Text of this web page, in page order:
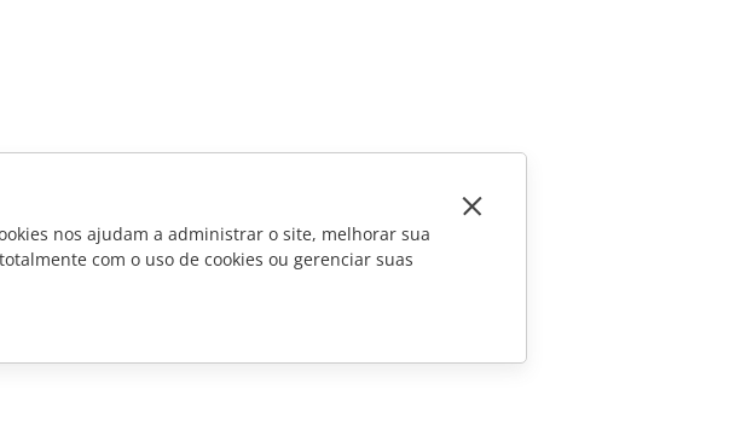
nos ajudam a administrar o site, melhorar sua
com o uso de cookies ou gerenciar suas